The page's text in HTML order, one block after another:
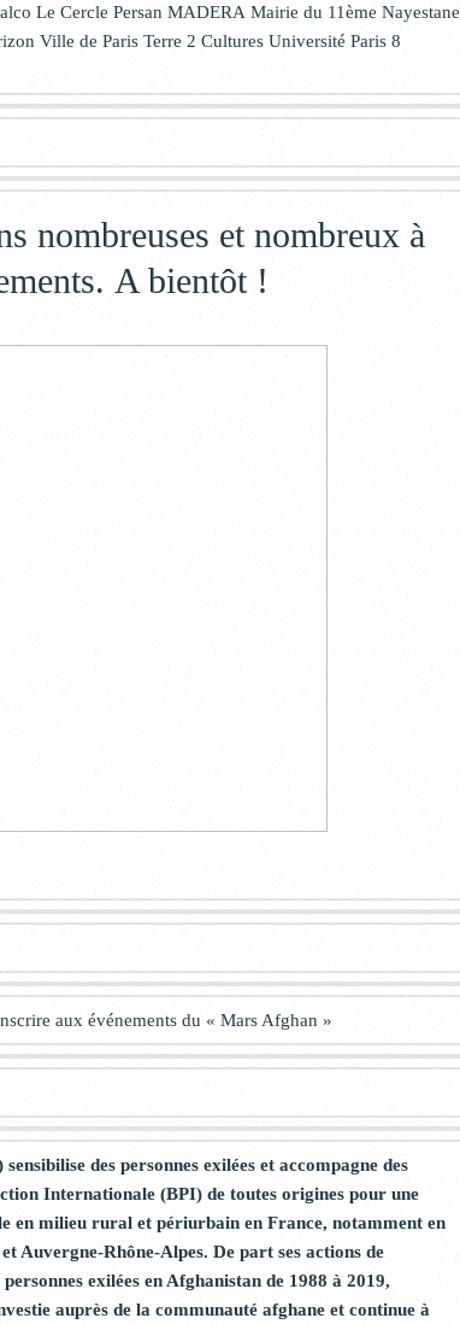
Le Cercle Persan MADERA Mairie du 11ème Nayestane
Ville de Paris Terre 2 Cultures Université Paris 8
nombreuses et nombreux à
A bientôt !
aux événements du « Mars Afghan »
des personnes exilées et accompagne des
Internationale (BPI) de toutes origines pour une
en milieu rural et périurbain en France, notamment en
Auvergne-Rhône-Alpes. De part ses actions de
exilées en Afghanistan de 1988 à 2019,
auprès de la communauté afghane et continue à